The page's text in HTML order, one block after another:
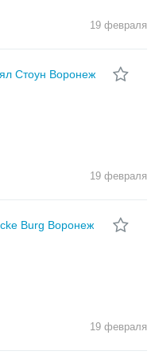
19 февраля
19 февраля
19 февраля